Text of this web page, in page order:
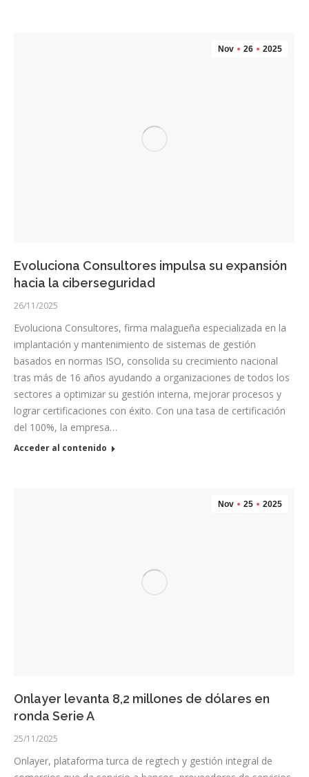
Nov 26 2025
Evoluciona Consultores impulsa su expansión
hacia la ciberseguridad
26/11/2025
Evoluciona Consultores, firma malagueña especializada en la
implantación y mantenimiento de sistemas de gestión
basados en normas ISO, consolida su crecimiento nacional
tras más de 16 años ayudando a organizaciones de todos los
sectores a optimizar su gestión interna, mejorar procesos y
lograr certificaciones con éxito. Con una tasa de certificación
del 100%, la empresa…
Acceder al contenido
Nov 25 2025
Onlayer levanta 8,2 millones de dólares en
ronda Serie A
25/11/2025
Onlayer, plataforma turca de regtech y gestión integral de